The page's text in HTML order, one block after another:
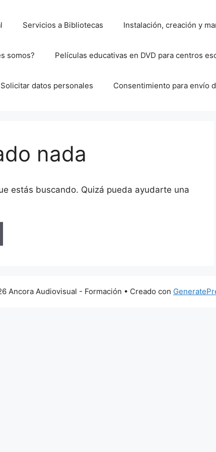
Servicios a Bibliotecas Instalación, creación y
somos? Películas educativas en DVD para centros
Solicitar datos personales Consentimiento para envío
nada
estás buscando. Quizá pueda ayudarte una
Ancora Audiovisual - Formación • Creado con